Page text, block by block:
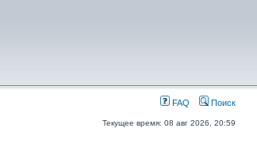
FAQ Поиск
Текущее время: 08 авг 2026, 20:59